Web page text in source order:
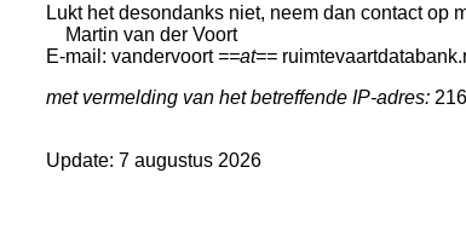
Lukt het desondanks niet, neem dan contact op
Martin van der Voort
E-mail: vandervoort ==at==
met vermelding van het betreffende IP-adres:
Update: 7 augustus 2026